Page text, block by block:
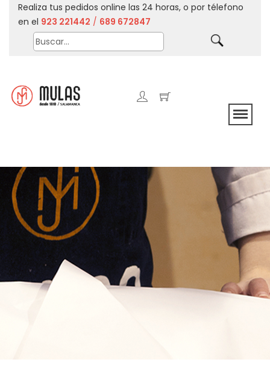
Realiza tus pedidos online las 24 horas, o por télefono
en el 923 221442 / 689 672847